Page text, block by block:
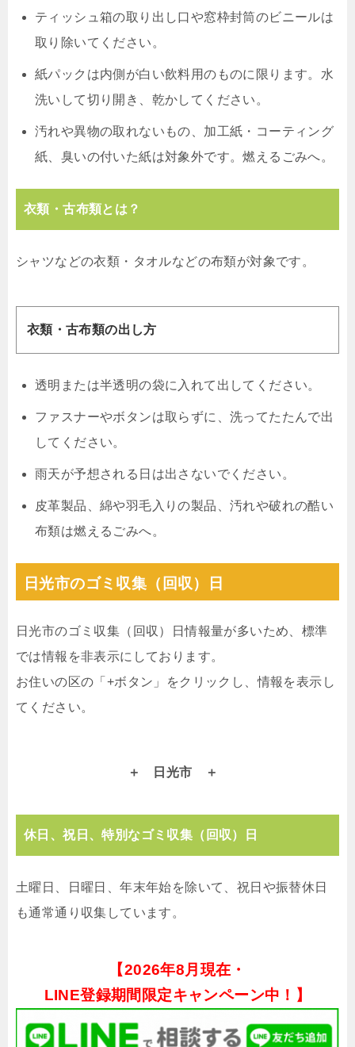
ティッシュ箱の取り出し口や窓枠封筒のビニールは
取り除いてください。
紙パックは内側が白い飲料用のものに限ります。水
洗いして切り開き、乾かしてください。
汚れや異物の取れないもの、加工紙・コーティング
紙、臭いの付いた紙は対象外です。燃えるごみへ。
衣類・古布類とは？
シャツなどの衣類・タオルなどの布類が対象です。
衣類・古布類の出し方
透明または半透明の袋に入れて出してください。
ファスナーやボタンは取らずに、洗ってたたんで出
してください。
雨天が予想される日は出さないでください。
皮革製品、綿や羽毛入りの製品、汚れや破れの酷い
布類は燃えるごみへ。
日光市のゴミ収集（回収）日
日光市のゴミ収集（回収）日情報量が多いため、標準
では情報を非表示にしております。
お住いの区の「+ボタン」をクリックし、情報を表示し
てください。
日光市
休日、祝日、特別なゴミ収集（回収）日
土曜日、日曜日、年末年始を除いて、祝日や振替休日
も通常通り収集しています。
【2026年8月現在・
LINE登録期間限定キャンペーン中！】